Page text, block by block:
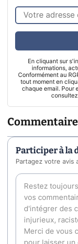
En cliquant sur
informations,
Conformément au
tout moment en
chaque email. Pour
Participer à la
Partagez votre avis